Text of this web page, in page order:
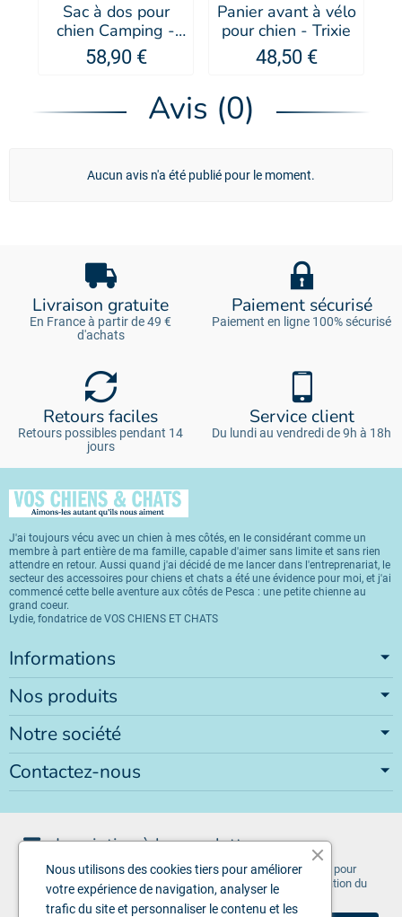
Sac à dos pour
chien Camping -
Doogy
58,90 €
Panier avant à vélo
pour chien - Trixie
48,50 €
Avis (0)
Aucun avis n'a été publié pour le moment.
Livraison gratuite
En France à partir de 49 €
d'achats
Paiement sécurisé
Paiement en ligne 100% sécurisé
Retours faciles
Retours possibles pendant 14
jours
Service client
Du lundi au vendredi de 9h à 18h
J'ai toujours vécu avec un chien à mes côtés, en le considérant comme un
membre à part entière de ma famille, capable d'aimer sans limite et sans rien
attendre en retour. Aussi quand j'ai décidé de me lancer dans l'entreprenariat, le
secteur des accessoires pour chiens et chats a été une évidence pour moi, et j'ai
commencé cette belle aventure aux côtés de Pesca : une petite chienne au
grand coeur.
Lydie, fondatrice de VOS CHIENS ET CHATS
Informations
Nos produits
Notre société
Contactez-nous
Inscription à la newsletter
Vous pouvez vous désinscrire à tout moment. Vous trouverez pour
cela nos informations de contact dans les conditions d'utilisation du
Nous utilisons des cookies tiers pour améliorer
votre expérience de navigation, analyser le
trafic du site et personnaliser le contenu et les